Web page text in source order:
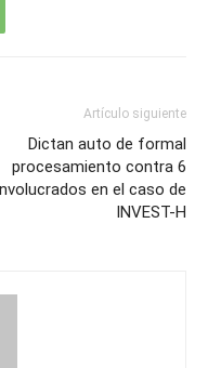
Artículo siguiente
Dictan auto de formal
procesamiento contra 6
en el caso de
INVEST-H